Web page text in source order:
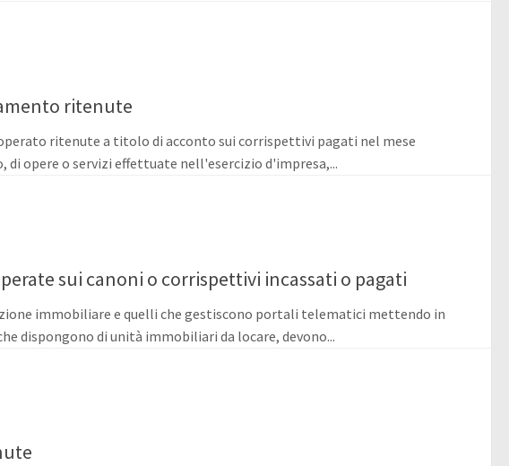
ritenute
ritenute a titolo di acconto sui corrispettivi pagati nel mese
opere o servizi effettuate nell'esercizio d'impresa,...
sui canoni o corrispettivi incassati o pagati
immobiliare e quelli che gestiscono portali telematici mettendo in
dispongono di unità immobiliari da locare, devono...